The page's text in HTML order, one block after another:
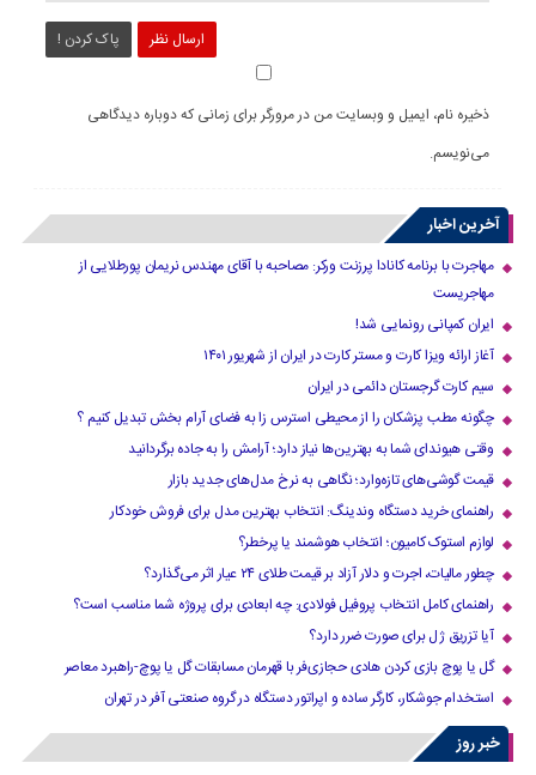
ارسال نظر پاک کردن !
ذخیره نام، ایمیل و وبسایت من در مرورگر برای زمانی که دوباره دیدگاهی
می‌نویسم.
آخرین اخبار
مهاجرت با برنامه کانادا پرزنت ورکر: مصاحبه با آقای مهندس نریمان پورطلایی از
مهاجریست
ایران کمپانی رونمایی شد!
آغاز ارائه ویزا کارت و مستر کارت در ایران از شهریور ۱۴۰۱
سیم کارت گرجستان دائمی در ایران
چگونه مطب پزشکان را از محیطی استرس زا به فضای آرام بخش تبدیل کنیم ؟
وقتی هیوندای شما به بهترین‌ها نیاز دارد؛ آرامش را به جاده برگردانید
قیمت گوشی‌های تازه‌وارد؛ نگاهی به نرخ مدل‌های جدید بازار
راهنمای خرید دستگاه وندینگ: انتخاب بهترین مدل برای فروش خودکار
لوازم استوک کامیون؛ انتخاب هوشمند یا پرخطر؟
چطور مالیات، اجرت و دلار آزاد بر قیمت طلای ۲۴ عیار اثر می‌گذارد؟
راهنمای کامل انتخاب پروفیل فولادی: چه ابعادی برای پروژه شما مناسب است؟
آیا تزریق ژل برای صورت ضرر دارد​؟
گل یا پوچ بازی کردن هادی حجازی‌فر با قهرمان مسابقات گل یا پوچ-راهبرد معاصر
استخدام جوشکار، کارگر ساده و اپراتور دستگاه در گروه صنعتی آفر در تهران
خبر روز